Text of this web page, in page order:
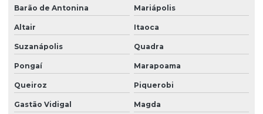
Barão de Antonina Mariápolis
Altair Itaoca
Suzanápolis Quadra
Pongaí Marapoama
Queiroz Piquerobi
Gastão Vidigal Magda